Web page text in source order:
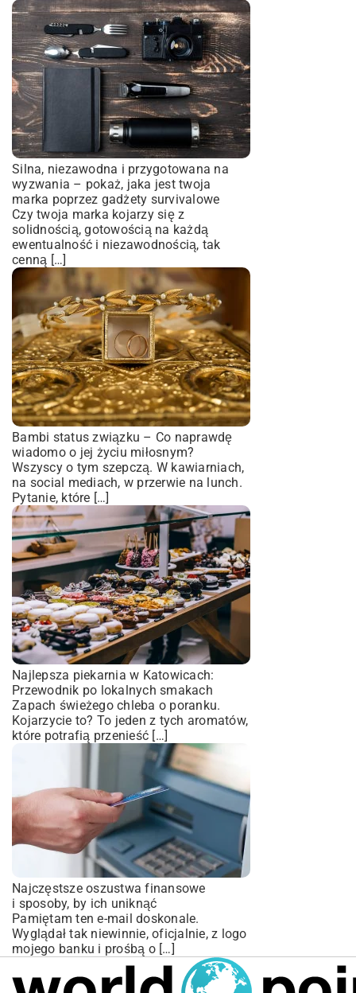
Silna, niezawodna i przygotowana na
wyzwania – pokaż, jaka jest twoja
marka poprzez gadżety survivalowe
Czy twoja marka kojarzy się z
solidnością, gotowością na każdą
ewentualność i niezawodnością, tak
cenną […]
Bambi status związku – Co naprawdę
wiadomo o jej życiu miłosnym?
Wszyscy o tym szepczą. W kawiarniach,
na social mediach, w przerwie na lunch.
Pytanie, które […]
Najlepsza piekarnia w Katowicach:
Przewodnik po lokalnych smakach
Zapach świeżego chleba o poranku.
Kojarzycie to? To jeden z tych aromatów,
które potrafią przenieść […]
Najczęstsze oszustwa finansowe
i sposoby, by ich uniknąć
Pamiętam ten e-mail doskonale.
Wyglądał tak niewinnie, oficjalnie, z logo
mojego banku i prośbą o […]